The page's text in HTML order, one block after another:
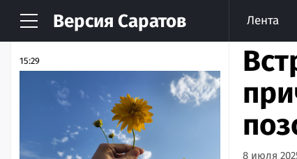
Версия Саратов Лента
НОВОСТИ АРХИВ
15:29
8 июля